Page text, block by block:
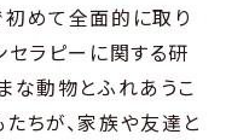
めて全面的に取り
セラピーに関する研
な動物とふれあうこ
ちが、家族や友達と